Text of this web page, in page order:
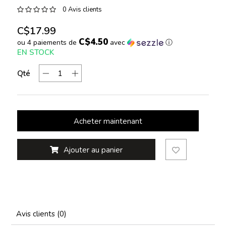
0 Avis clients
C$17.99
ou 4 paiements de C$4.50avec ⓘ
EN STOCK
Qté
Acheter maintenant
Ajouter au panier
Avis clients (0)